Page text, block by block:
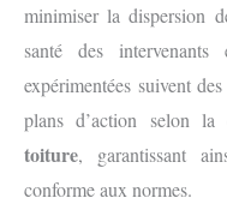
minimiser la dispersion
santé des
expérimentées suivent
plans d’action selon la
toiture, garantissant
conforme aux normes.